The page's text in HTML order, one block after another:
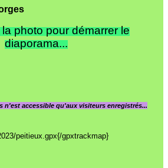
photo pour démarrer le
diaporama...
n'est accessible qu'aux visiteurs enregistrés...
peitieux.gpx{/gpxtrackmap}